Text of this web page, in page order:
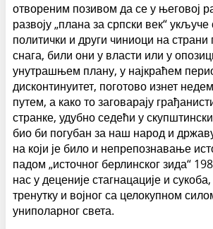
отвореним позивом да се у његовој
развоју „плана за српски век“
политички и други чиниоци на страни
снага, били они у власти или у
унутрашњем плану, у најкраћем
дисконтинуитет, поготово изнет
путем, а како то заговарају
странке, удубно седећи у
био би погубан за наш народ и
на који је било и непрепознавање
падом „источног берлинског зида“
нас у деценије стагнацације и
тренутку и војног са целокупном
униполарног света.